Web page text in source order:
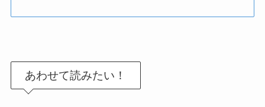
あわせて読みたい！